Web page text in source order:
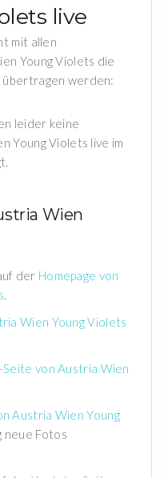
live
mit allen
Young Violets die
übertragen werden:
leider keine
Young Violets live im
Wien
der Homepage von
.
Wien Young Violets
von Austria Wien
Austria Wien Young
neue Fotos